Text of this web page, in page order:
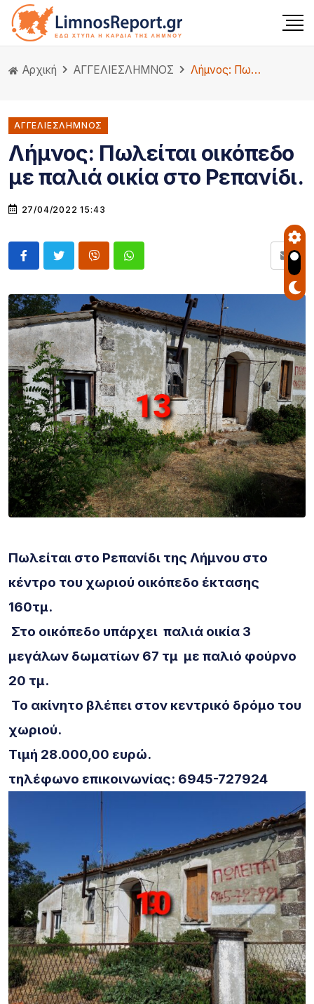
Αρχική ΑΓΓΕΛΙΕΣΛΗΜΝΟΣ Λήμνος: Πωλείται οικόπεδο με παλιά οικία στο Ρεπανίδι.
ΑΓΓΕΛΙΕΣΛΗΜΝΟΣ
Λήμνος: Πωλείται οικόπεδο
με παλιά οικία στο Ρεπανίδι.
27/04/2022 15:43
Πωλείται στο Ρεπανίδι της Λήμνου στο
κέντρο του χωριού οικόπεδο έκτασης
160τμ.
Στο οικόπεδο υπάρχει παλιά οικία 3
μεγάλων δωματίων 67 τμ με παλιό φούρνο
20 τμ.
Το ακίνητο βλέπει στον κεντρικό δρόμο του
χωριού.
Τιμή 28.000,00 ευρώ.
τηλέφωνο επικοινωνίας: 6945-727924